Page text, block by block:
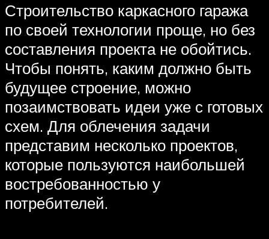
Строительство каркасного гаража
по своей технологии проще, но без
составления проекта не обойтись.
Чтобы понять, каким должно быть
будущее строение, можно
позаимствовать идеи уже с готовых
схем. Для облечения задачи
представим несколько проектов,
которые пользуются наибольшей
востребованностью у
потребителей.